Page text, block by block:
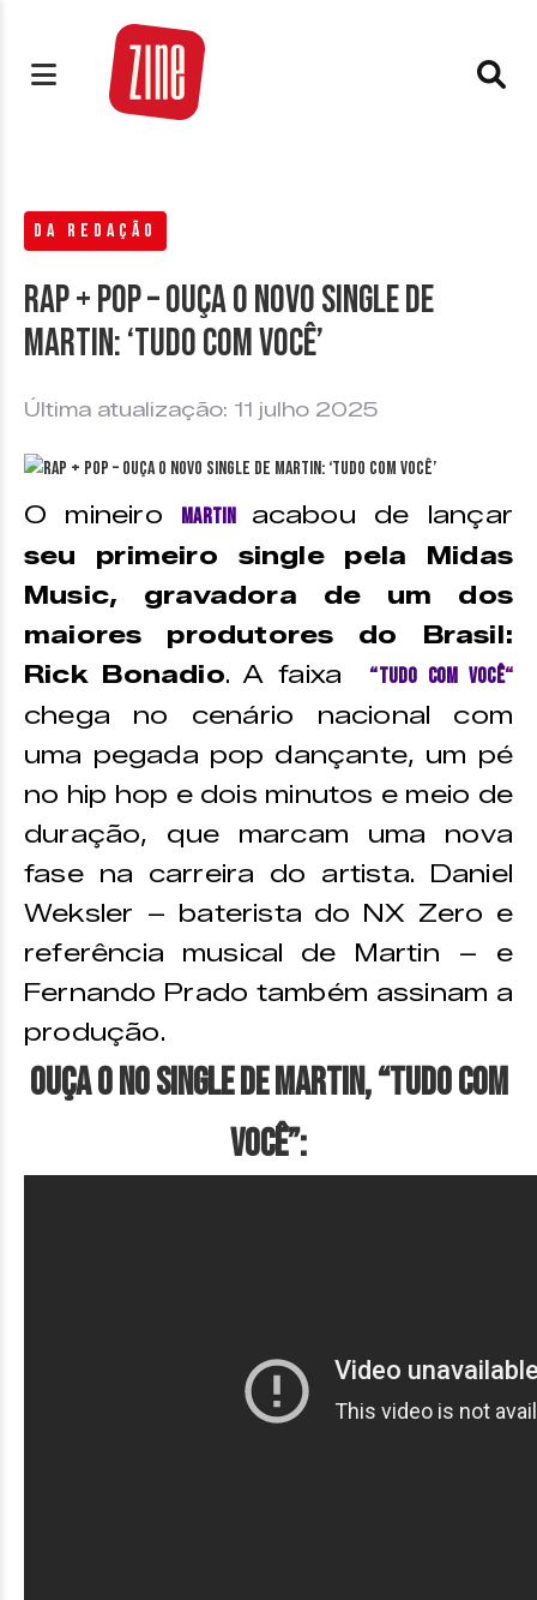
DA REDAÇÃO
Rap + Pop – Ouça o novo single de
Martin: ‘Tudo Com Você’
Última atualização: 11 julho 2025
O mineiro Martin
acabou de lançar
seu primeiro single pela Midas
Music, gravadora de um dos
maiores produtores do Brasil:
Rick Bonadio. A faixa “Tudo Com Você“
chega no cenário nacional com
uma pegada pop dançante, um pé
no hip hop e dois minutos e meio de
duração, que marcam uma nova
fase na carreira do artista. Daniel
Weksler – baterista do NX Zero e
referência musical de Martin – e
Fernando Prado também assinam a
produção.
Ouça o no single de Martin, “Tudo Com
Você”: